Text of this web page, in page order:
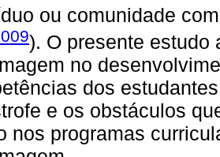
ou comunidade
). O presente estudo
no
dos
e os obstáculos
nos programas